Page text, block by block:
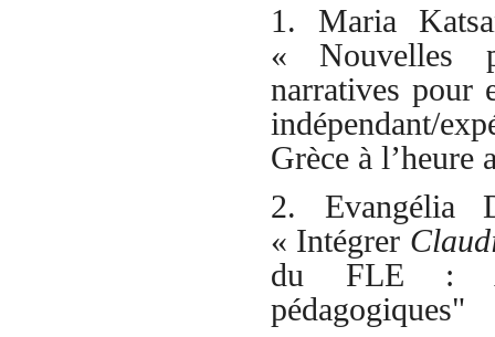
1. Maria
« Nouvelles
narratives pour
indépendant/
Grèce à l’heure
2. Evangélia
« Intégrer
du FLE :
pédagogiques"